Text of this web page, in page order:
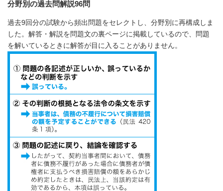
分野別の過去問解説96問
過去9回分の試験から頻出問題をセレクトし、分野別に再構成しま
した。解答・解説を問題文の裏ページに掲載しているので、問題
を解いているときに解答が目に入ることがありません。